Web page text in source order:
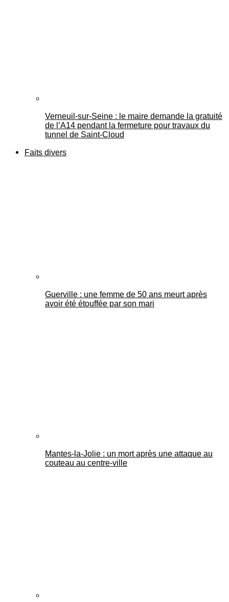
Verneuil-sur-Seine : le maire demande la gratuité
de l’A14 pendant la fermeture pour travaux du
tunnel de Saint-Cloud
Faits divers
Guerville : une femme de 50 ans meurt après
avoir été étouffée par son mari
Mantes-la-Jolie : un mort après une attaque au
couteau au centre-ville